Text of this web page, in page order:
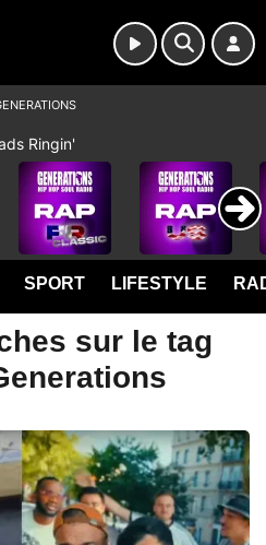
SPORT LIFESTYLE
sur le tag
Ringin'